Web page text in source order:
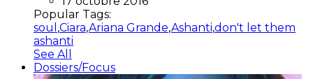
Popular Tags:
soul ,Ciara,Ariana Grande,Ashanti,don't let them
ashanti
See All
Dossiers/Focus